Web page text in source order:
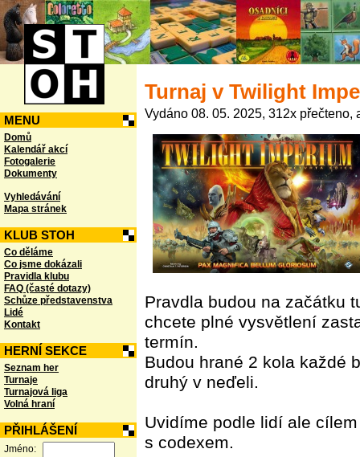
MENU
Domů
Kalendář akcí
Fotogalerie
Dokumenty
Vyhledávání
Mapa stránek
KLUB STOH
Co děláme
Co jsme dokázali
Pravidla klubu
FAQ (časté dotazy)
Schůze představenstva
Lidé
Kontakt
HERNÍ SEKCE
Seznam her
Turnaje
Turnajová liga
Volná hraní
PŘIHLÁŠENÍ
Jméno:
Turnaj v Twilight
Vydáno 08. 05. 2025, 312x přečteno,
Pravdla budou na začátku
chcete plné vysvětlení
termín.
Budou hrané 2 kola každé
druhý v neďeli.
Uvidíme podle lidí ale
s codexem.